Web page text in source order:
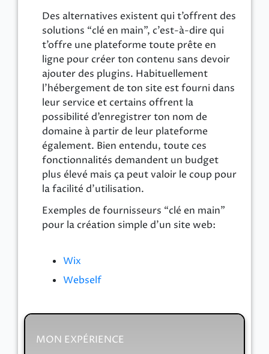
Des alternatives existent qui t’offrent des
solutions “clé en main”, c’est-à-dire qui
t’offre une plateforme toute prête en
ligne pour créer ton contenu sans devoir
ajouter des plugins. Habituellement
l’hébergement de ton site est fourni dans
leur service et certains offrent la
possibilité d’enregistrer ton nom de
domaine à partir de leur plateforme
également. Bien entendu, toute ces
fonctionnalités demandent un budget
plus élevé mais ça peut valoir le coup pour
la facilité d’utilisation.
Exemples de fournisseurs “clé en main”
pour la création simple d'un site web:
Wix
Webself
MON EXPÉRIENCE